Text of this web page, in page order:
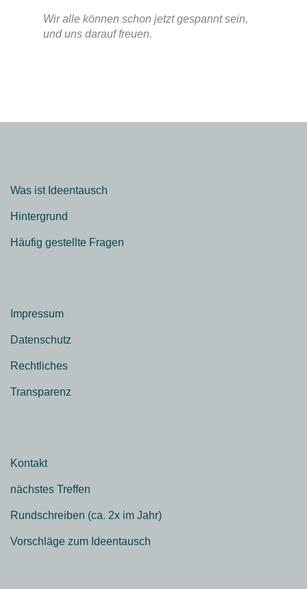
Wir alle können schon jetzt gespannt sein,
und uns darauf freuen.
Was ist Ideentausch
Hintergrund
Häufig gestellte Fragen
Impressum
Datenschutz
Rechtliches
Transparenz
Kontakt
nächstes Treffen
Rundschreiben (ca. 2x im Jahr)
Vorschläge zum Ideentausch